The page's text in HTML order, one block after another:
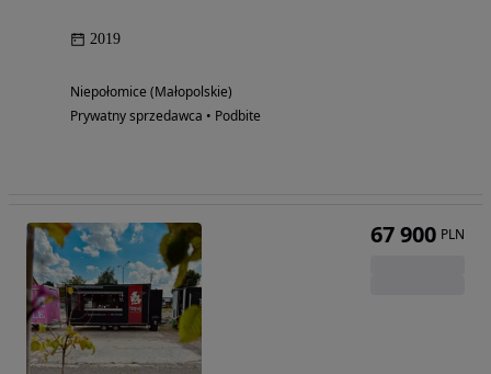
2019
Niepołomice (Małopolskie)
Prywatny sprzedawca • Podbite
67 900 PLN